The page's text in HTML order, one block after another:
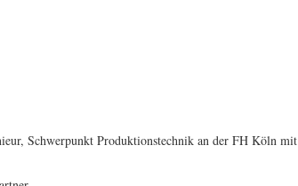
Schwerpunkt Produktionstechnik an der FH Köln mit